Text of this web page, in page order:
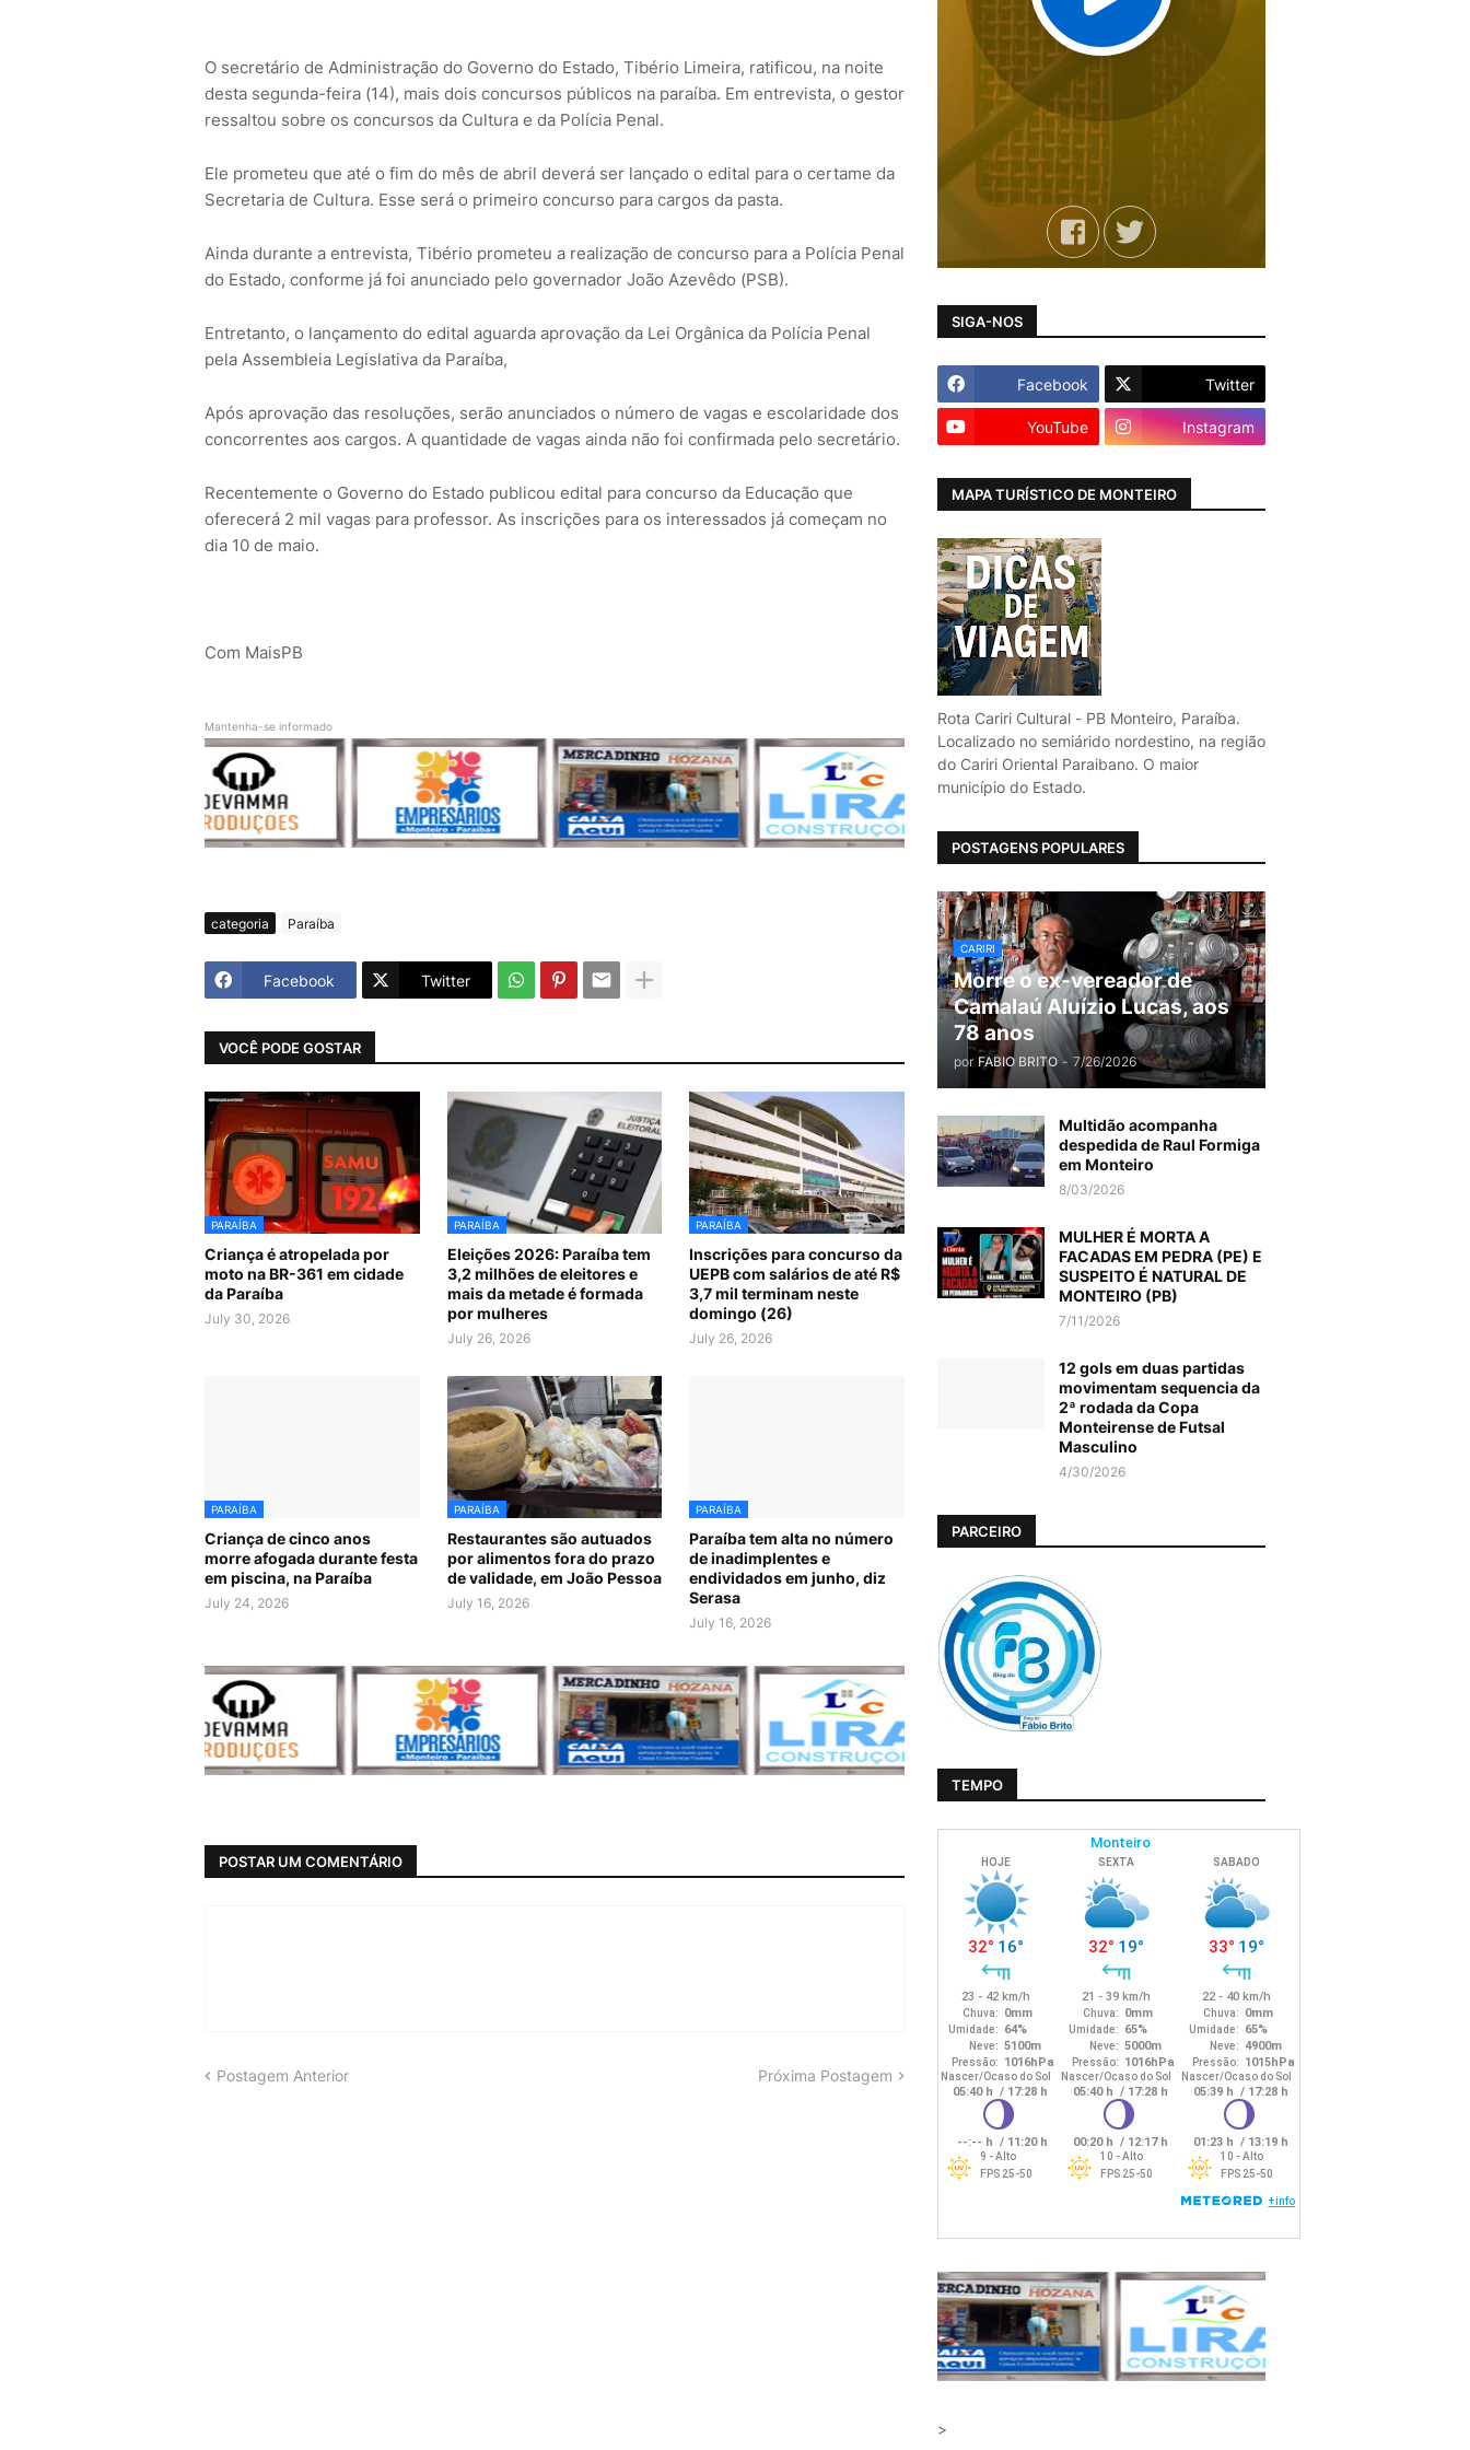
O secretário de Administração do Governo do Estado, Tibério Limeira, ratificou, na noite
desta segunda-feira (14), mais dois concursos públicos na paraíba. Em entrevista, o gestor
ressaltou sobre os concursos da Cultura e da Polícia Penal.
Ele prometeu que até o fim do mês de abril deverá ser lançado o edital para o certame da
Secretaria de Cultura. Esse será o primeiro concurso para cargos da pasta.
Ainda durante a entrevista, Tibério prometeu a realização de concurso para a Polícia Penal
do Estado, conforme já foi anunciado pelo governador João Azevêdo (PSB).
Entretanto, o lançamento do edital aguarda aprovação da Lei Orgânica da Polícia Penal
pela Assembleia Legislativa da Paraíba,
Após aprovação das resoluções, serão anunciados o número de vagas e escolaridade dos
concorrentes aos cargos. A quantidade de vagas ainda não foi confirmada pelo secretário.
Recentemente o Governo do Estado publicou edital para concurso da Educação que
oferecerá 2 mil vagas para professor. As inscrições para os interessados já começam no
dia 10 de maio.
Com MaisPB
Mantenha-se informado
categoria Paraíba
Facebook Twitter
VOCÊ PODE GOSTAR
PARAÍBA
Criança é atropelada por
moto na BR-361 em cidade
da Paraíba
July 30, 2026
PARAÍBA
Eleições 2026: Paraíba tem
3,2 milhões de eleitores e
mais da metade é formada
por mulheres
July 26, 2026
PARAÍBA
Inscrições para concurso da
UEPB com salários de até R$
3,7 mil terminam neste
domingo (26)
July 26, 2026
PARAÍBA
Criança de cinco anos
morre afogada durante festa
em piscina, na Paraíba
July 24, 2026
PARAÍBA
Restaurantes são autuados
por alimentos fora do prazo
de validade, em João Pessoa
July 16, 2026
PARAÍBA
Paraíba tem alta no número
de inadimplentes e
endividados em junho, diz
Serasa
July 16, 2026
POSTAR UM COMENTÁRIO
Postagem Anterior Próxima Postagem
SIGA-NOS
Facebook Twitter
YouTube Instagram
MAPA TURÍSTICO DE MONTEIRO
Rota Cariri Cultural - PB Monteiro, Paraíba.
Localizado no semiárido nordestino, na região
do Cariri Oriental Paraibano. O maior
município do Estado.
POSTAGENS POPULARES
CARIRI
Morre o ex-vereador de
Camalaú Aluízio Lucas, aos
78 anos
por FABIO BRITO - 7/26/2026
Multidão acompanha
despedida de Raul Formiga
em Monteiro
8/03/2026
MULHER É MORTA A
FACADAS EM PEDRA (PE) E
SUSPEITO É NATURAL DE
MONTEIRO (PB)
7/11/2026
12 gols em duas partidas
movimentam sequencia da
2ª rodada da Copa
Monteirense de Futsal
Masculino
4/30/2026
PARCEIRO
TEMPO
>